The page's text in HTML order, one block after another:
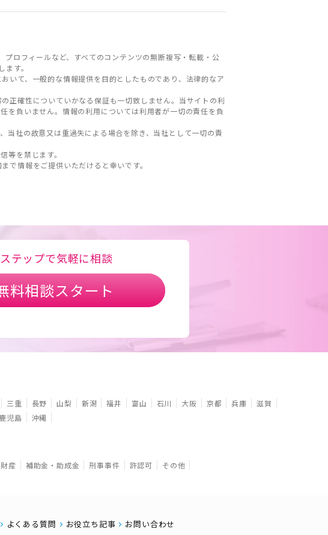
ロフィールなど、すべてのコンテンツの無断複写・転載・公
す。
いて、一般的な情報提供を目的としたものであり、法律的なア
正確性についていかなる保証も一切致しません。当サイトの利
を負いません。情報の利用については利用者が一切の責任を負
当社の故意又は重過失による場合を除き、当社として一切の責
等を禁じます。
で情報をご提供いただけると幸いです。
テップで気軽に相談
料相談スタート
三重 長野 山梨 新潟 福井 富山 石川 大阪 京都 兵庫
滋賀
鹿児島 沖縄
産 補助金・助成金 刑事事件 許認可 その他
よくある質問 お役立ち記事 お問い合わせ